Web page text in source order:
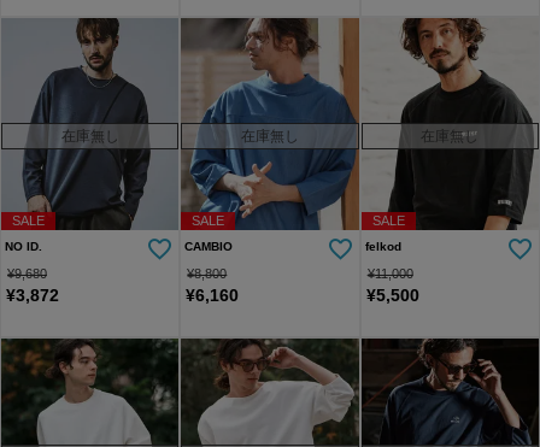
SALE
在庫無し
NO ID.
¥9,680
¥3,872
SALE
在庫無し
CAMBIO
¥8,800
¥6,160
SALE
在庫無し
felkod
¥11,000
¥5,500